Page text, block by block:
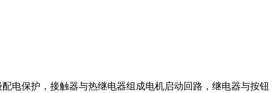
电保护，接触器与热继电器组成电机启动回路，继电器与按钮